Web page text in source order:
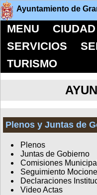
Ayuntamiento de
MENU CIUDAD
SERVICIOS
TURISMO
Plenos y Juntas de
Plenos
Juntas de Gobierno
Comisiones
Seguimiento
Declaraciones
Video Actas